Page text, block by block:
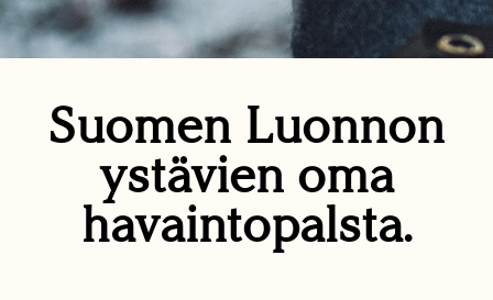
Suomen Luonnon
ystävien oma
havaintopalsta.